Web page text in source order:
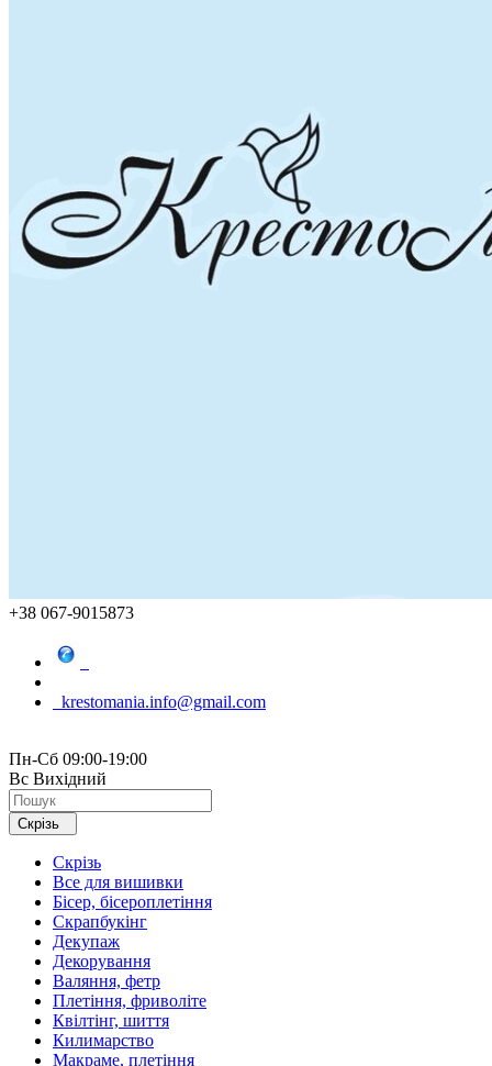
+38 067-9015873
krestomania.info@gmail.com
Пн-Сб 09:00-19:00
Вс Вихідний
Скрізь
Скрізь
Все для вишивки
Бісер, бісероплетіння
Скрапбукінг
Декупаж
Декорування
Валяння, фетр
Плетіння, фриволіте
Квілтінг, шиття
Килимарство
Макраме, плетіння